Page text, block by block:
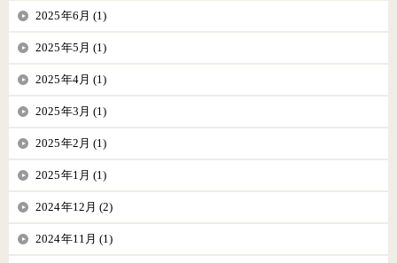
2025年6月 (1)
2025年5月 (1)
2025年4月 (1)
2025年3月 (1)
2025年2月 (1)
2025年1月 (1)
2024年12月 (2)
2024年11月 (1)